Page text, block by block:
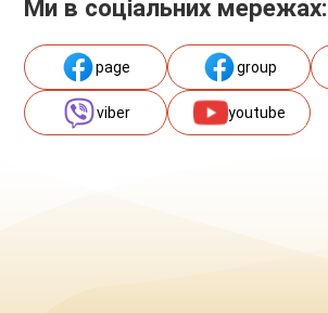
Ми в соціальних мережах:
page group
viber youtube